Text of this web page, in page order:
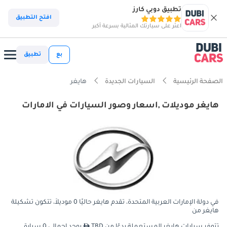
تطبيق دوبي كارز
اعثر على سيارتك المثالية بسرعة أكبر
افتح التطبيق
بع تطبيق
الصفحة الرئيسية السيارات الجديدة هايغر
هايغر موديلات ,اسعار وصور السيارات في الامارات
في دولة الإمارات العربية المتحدة، تقدم هايغر حاليًا 0 موديلاً، تتكون تشكيلة
هايغر من